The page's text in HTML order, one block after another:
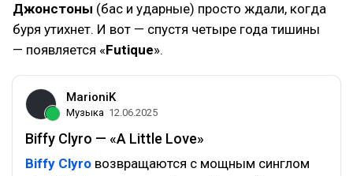
Джонстоны (бас и ударные) просто ждали, когда
буря утихнет. И вот — спустя четыре года тишины
— появляется «Futique».
MarioniK
Музыка 12.06.2025
Biffy Clyro — «A Little Love»
Biffy Clyro возвращаются с мощным синглом